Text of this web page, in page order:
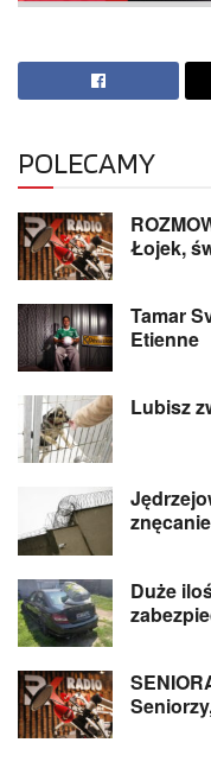
POLECAMY
Łojek,
Tamar
Etienne
Lubisz
Duże